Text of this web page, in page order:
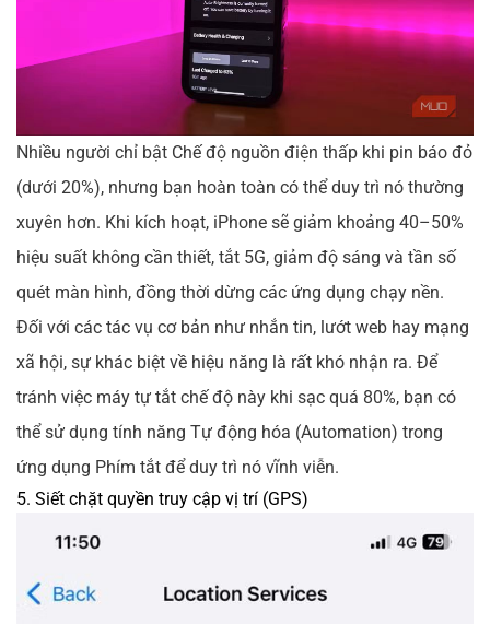
Nhiều người chỉ bật Chế độ nguồn điện thấp khi pin báo đỏ
(dưới 20%), nhưng bạn hoàn toàn có thể duy trì nó thường
xuyên hơn. Khi kích hoạt, iPhone sẽ giảm khoảng 40–50%
hiệu suất không cần thiết, tắt 5G, giảm độ sáng và tần số
quét màn hình, đồng thời dừng các ứng dụng chạy nền.
Đối với các tác vụ cơ bản như nhắn tin, lướt web hay mạng
xã hội, sự khác biệt về hiệu năng là rất khó nhận ra. Để
tránh việc máy tự tắt chế độ này khi sạc quá 80%, bạn có
thể sử dụng tính năng Tự động hóa (Automation) trong
ứng dụng Phím tắt để duy trì nó vĩnh viễn.
5. Siết chặt quyền truy cập vị trí (GPS)